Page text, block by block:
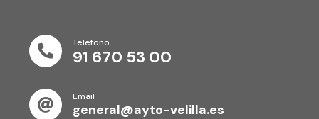

Telefono
91 670 53 00

Email
general@ayto-velilla.es